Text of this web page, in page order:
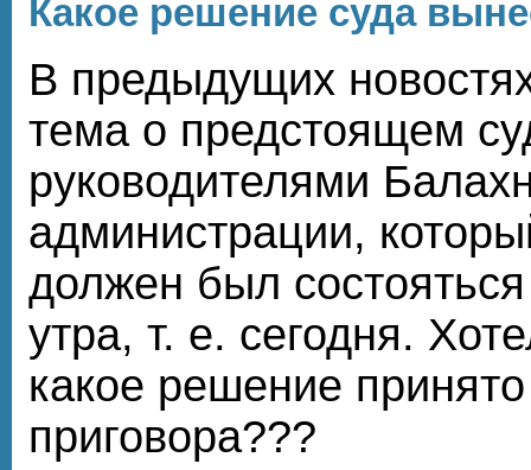
Какое решение суда
В предыдущих
тема о предстоящем
руководителями
администрации,
должен был
утра, т. е. сегодня.
какое решение
приговора???